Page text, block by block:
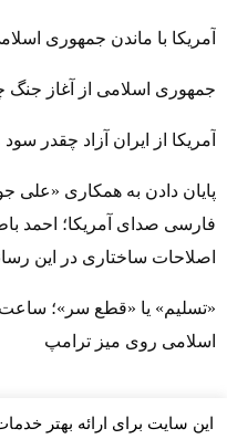
آمریکا با ماندن جمهوری
جمهوری اسلامی از آغاز جنگ
آمریکا از ایران آزاد چقدر
پایان دادن به همکاری «علی
فارسی صدای آمریکا؛ احمد
اصلاحات ساختاری در این
«تسلیم» یا «قطع سر»؛
اسلامی روی میز ترامپ
این سایت برای ارائه بهتر